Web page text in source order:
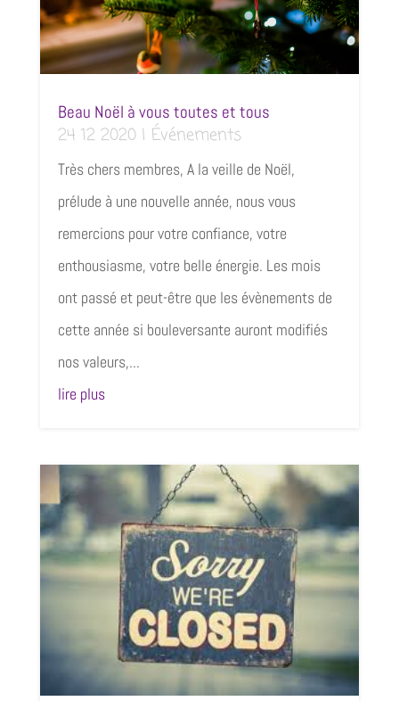
Beau Noël à vous toutes et tous
24 12 2020| Événements
Très chers membres, A la veille de Noël,
prélude à une nouvelle année, nous vous
remercions pour votre confiance, votre
enthousiasme, votre belle énergie. Les mois
ont passé et peut-être que les évènements de
cette année si bouleversante auront modifiés
nos valeurs,...
lire plus